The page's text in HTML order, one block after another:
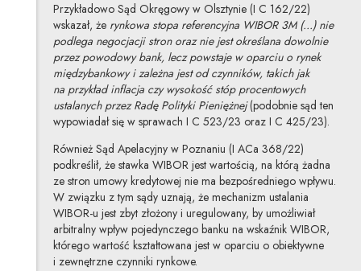
Przykładowo Sąd Okręgowy w Olsztynie (I C 162/22)
wskazał, że rynkowa stopa referencyjna WIBOR 3M (...) nie
podlega negocjacji stron oraz nie jest określana dowolnie
przez powodowy bank, lecz powstaje w oparciu o rynek
międzybankowy i zależna jest od czynników, takich jak
na przykład inflacja czy wysokość stóp procentowych
ustalanych przez Radę Polityki Pieniężnej(podobnie sąd ten
wypowiadał się w sprawach I C 523/23 oraz I C 425/23).
Również Sąd Apelacyjny w Poznaniu (I ACa 368/22)
podkreślił, że stawka WIBOR jest wartością, na którą żadna
ze stron umowy kredytowej nie ma bezpośredniego wpływu.
W związku z tym sądy uznają, że mechanizm ustalania
WIBOR-u jest zbyt złożony i uregulowany, by umożliwiał
arbitralny wpływ pojedynczego banku na wskaźnik WIBOR,
którego wartość kształtowana jest w oparciu o obiektywne
i zewnętrzne czynniki rynkowe.